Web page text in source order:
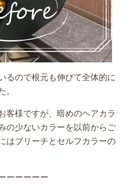
るので根元も伸びて全体的に
。
客様ですが、暗めのヘアカラ
の少ないカラーを以前からご
はブリーチとセルフカラーの
ーーーーー